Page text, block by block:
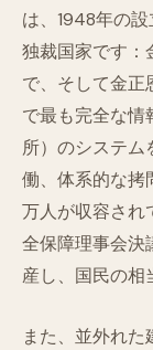
は、1948年の
独裁国家です：
で、そして金正
で最も完全な情
所）のシステム
働、体系的な拷
万人が収容され
全保障理事会決
産し、国民の相
また、並外れた